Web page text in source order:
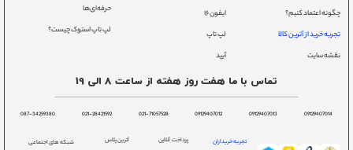
چگونه اعتماد کنیم؟
تجربه خرید از آترین کالا
نقشه سایت
ایفون ۱۶
لپ تاپ
آیپد
حرفه‌ای‌ها
لپ تاپ استوک چیست؟
تماس با ما هفت روز هفته از ساعت 8 الی 19
09129407014
09129407013
09129407012
021-71057528
021-28421592
087-34259380
تجربه خریداران پرداخت آنلاین آترین پلاس شبکه های اجتماعی